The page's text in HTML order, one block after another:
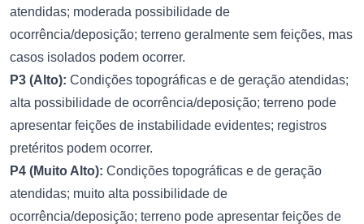
atendidas; moderada possibilidade de
ocorrência/deposição; terreno geralmente sem feições, mas
casos isolados podem ocorrer.
P3 (Alto): Condições topográficas e de geração atendidas;
alta possibilidade de ocorrência/deposição; terreno pode
apresentar feições de instabilidade evidentes; registros
pretéritos podem ocorrer.
P4 (Muito Alto): Condições topográficas e de geração
atendidas; muito alta possibilidade de
ocorrência/deposição; terreno pode apresentar feições de